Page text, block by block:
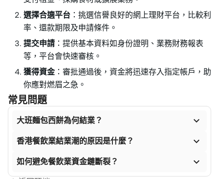
選擇合適平台 ：挑選信譽良好的網上理財平台，比較利
率、還款期限及申請條件。
提交申請 ：提供基本資料如身份證明、業務財務報表
等，平台會快速審核。
獲得資金：審批通過後，資金將迅速存入指定帳戶，助
你應對燃眉之急。
常見問題
大班麵包西餅為何結業？ 
香港餐飲業結業潮的原因是什麼？ 
如何避免餐飲業資金鏈斷裂？ 